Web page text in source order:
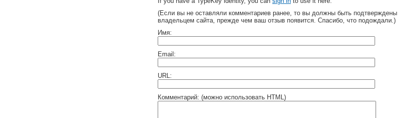
(Если вы не оставляли комментариев ранее, то вы должны быть подтверждены
владельцем сайта, прежде чем ваш отзыв появится. Спасибо, что подождали.)
Имя:
Email:
URL:
Комментарий: (можно использовать HTML)